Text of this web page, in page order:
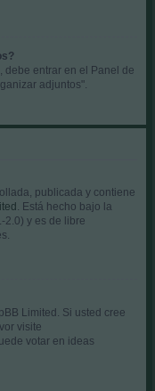
debe entrar en el Panel de
adjuntos".
publicada y contiene
. Está hecho bajo la
2.0) y es de libre
Limited. Si usted cree
visite
votar en ideas